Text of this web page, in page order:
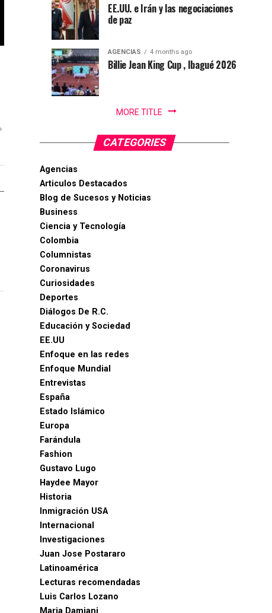
celebró
Campeonato
Natación
PanAm...
EE.UU. e Irán y las negociaciones
de paz
AGENCIAS 4 months ago
Billie Jean King Cup , Ibagué 2026
MORE TITLE
CATEGORIES
Agencias
Articulos Destacados
Blog de Sucesos y Noticias
Business
Ciencia y Tecnología
Colombia
Columnistas
Coronavirus
Curiosidades
Deportes
Diálogos De R.C.
Educación y Sociedad
EE.UU
Enfoque en las redes
Enfoque Mundial
Entrevistas
España
Estado Islámico
Europa
Farándula
Fashion
Gustavo Lugo
Haydee Mayor
Historia
Inmigración USA
Internacional
Investigaciones
Juan Jose Postararo
Latinoamérica
Lecturas recomendadas
Luis Carlos Lozano
Maria Damiani